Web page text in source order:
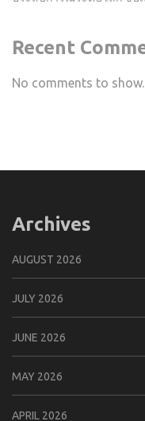
Recent
No comments to show.
Archives
AUGUST 2026
JULY 2026
JUNE 2026
MAY 2026
APRIL 2026